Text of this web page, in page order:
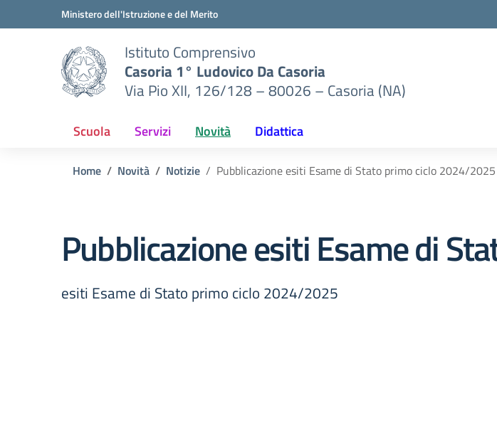
Vai ai contenuti
Vai al menu di navigazioneMinistero dell'Istruzione e del Merito
Istituto Comprensivo
Casoria 1° Ludovico Da Casoria
Via Pio XII, 126/128 – 80026 – Casoria (NA)
Scuola Servizi Novità Didattica
Home Novità Notizie Pubblicazione esiti Esame di Stato primo ciclo 2024/2025
Pubblicazione esiti Esame di
esiti Esame di Stato primo ciclo 2024/2025